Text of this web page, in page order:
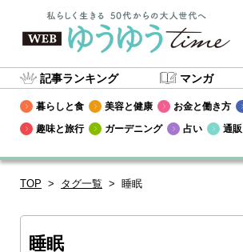
記事ランキング マンガ
暮らしと食 美容と健康 お金と働き方
趣味と旅行
ガーデニング 占い 通販
TOP タグ一覧 睡眠
睡眠